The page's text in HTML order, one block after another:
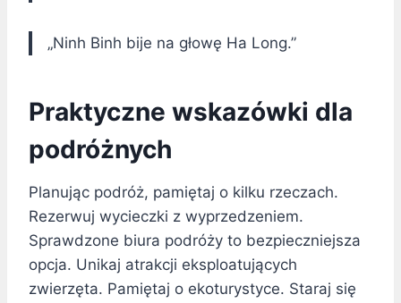
„Ninh Binh bije na głowę Ha Long.”
Praktyczne wskazówki dla
podróżnych
Planując podróż, pamiętaj o kilku rzeczach.
Rezerwuj wycieczki z wyprzedzeniem.
Sprawdzone biura podróży to bezpieczniejsza
opcja. Unikaj atrakcji eksploatujących
zwierzęta. Pamiętaj o ekoturystyce. Staraj się